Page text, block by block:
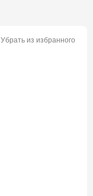
Убрать из избранного